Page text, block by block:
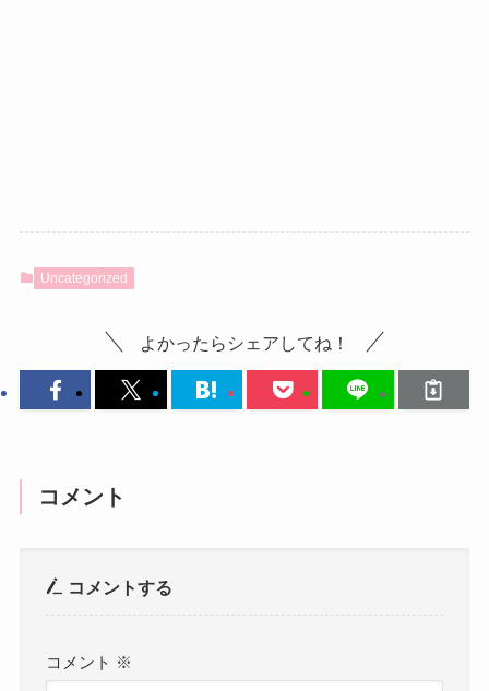
Uncategorized
よかったらシェアしてね！
コメント
コメントする
コメント ※